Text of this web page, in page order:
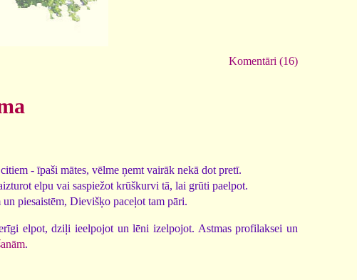
Komentāri (16)
- īpaši mātes, vēlme ņemt vairāk nekā dot pretī.
elpu vai saspiežot krūškurvi tā, lai grūti paelpot.
piesaistēm, Dievišķo paceļot tam pāri.
elpot, dziļi ieelpojot un lēni izelpojot. Astmas profilaksei un
.